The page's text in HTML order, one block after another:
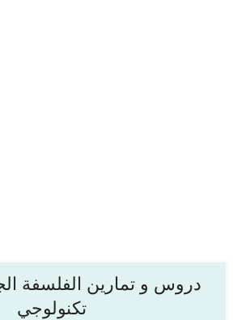
دروس و تمارين الفلسفة
تكنولوجي